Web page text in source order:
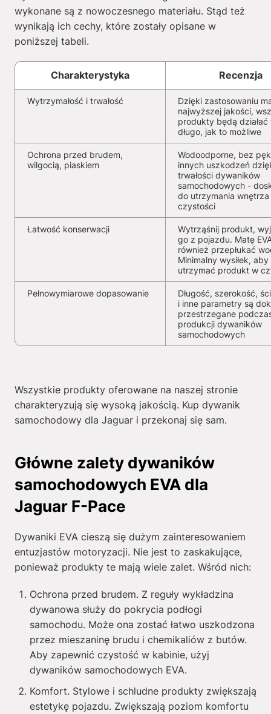
wykonane są z nowoczesnego materiału. Stąd też
wynikają ich cechy, które zostały opisane w
poniższej tabeli.
Charakterystyka Recenzja
Wytrzymałość i trwałość
Dzięki zastosowaniu
najwyższej jakości,
produkty będą działać
długo, jak to możliwe
Ochrona przed brudem,
wilgocią, piaskiem
Wodoodporne, bez
innych uszkodzeń
trwałości dywaników
samochodowych -
do utrzymania wnętrza
czystości
Łatwość konserwacji
Wytrząśnij produkt,
go z pojazdu. Matę
również przepłukać
Minimalny wysiłek, aby
utrzymać produkt w
Pełnowymiarowe dopasowanie
Długość, szerokość,
i inne parametry są
przestrzegane
produkcji dywaników
samochodowych
Wszystkie produkty oferowane na naszej stronie
charakteryzują się wysoką jakością. Kup dywanik
samochodowy dla Jaguar i przekonaj się sam.
Główne zalety dywaników
samochodowych EVA dla
Jaguar F-Pace
Dywaniki EVA cieszą się dużym zainteresowaniem
entuzjastów motoryzacji. Nie jest to zaskakujące,
ponieważ produkty te mają wiele zalet. Wśród nich:
Ochrona przed brudem. Z reguły wykładzina
dywanowa służy do pokrycia podłogi
samochodu. Może ona zostać łatwo uszkodzona
przez mieszaninę brudu i chemikaliów z butów.
Aby zapewnić czystość w kabinie, użyj
dywaników samochodowych EVA.
Komfort. Stylowe i schludne produkty zwiększają
estetykę pojazdu. Zwiększają poziom komfortu